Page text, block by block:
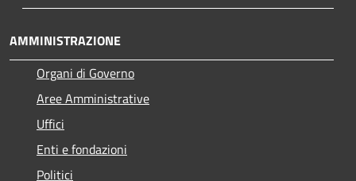
AMMINISTRAZIONE
Organi di Governo
Aree Amministrative
Uffici
Enti e fondazioni
Politici